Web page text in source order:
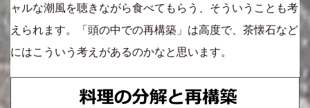
ャルな潮風を聴きながら食べてもらう、そういうことも考
えられます。「頭の中での再構築」は高度で、茶懐石など
にはこういう考えがあるのかなと思います。